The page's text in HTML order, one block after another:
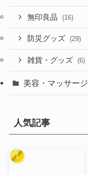
無印良品 (16)
防災グッズ (29)
雑貨・グッズ (6)
美容・マッサージ
人気記事